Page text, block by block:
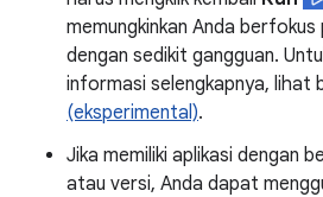
memungkinkan Anda berfokus
dengan sedikit gangguan.
informasi selengkapnya, lihat
(eksperimental).
Jika memiliki aplikasi dengan
atau versi, Anda dapat